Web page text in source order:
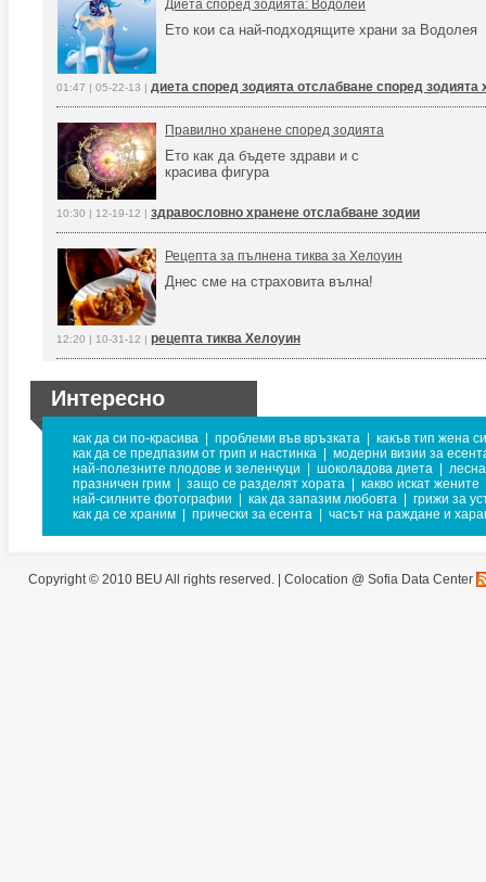
Диета според зодията: Водолей
Ето кои са най-подходящите храни за Водолея
01:47 | 05-22-13 | диета според зодията отслабване според зодията
Правилно хранене според зодията
Ето как да бъдете здрави и с
красива фигура
10:30 | 12-19-12 | здравословно хранене отслабване зодии
Рецепта за пълнена тиква за Хелоуин
Днес сме на страховита вълна!
12:20 | 10-31-12 | рецепта тиква Хелоуин
Интересно
как да си по-красива проблеми във връзката
какъв тип жена си
как да се предпазим от грип и настинка
модерни визии за
най-полезните плодове и зеленчуци
шоколадова диета
празничен грим
защо се разделят хората
какво искат жените
най-силните фотографии
как да запазим любовта
грижи за
как да се храним
прически за есента часът на раждане и
Copyright © 2010 BEU All rights reserved. | Colocation @ Sofia Data Center